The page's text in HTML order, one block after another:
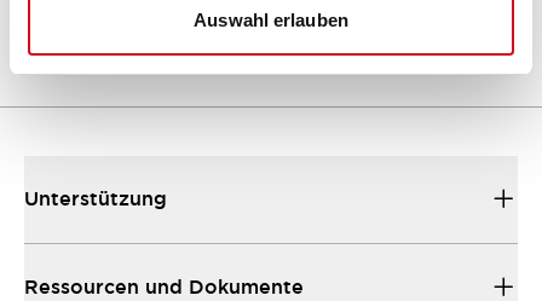
Auswahl erlauben
Unterstützung
Ressourcen und Dokumente